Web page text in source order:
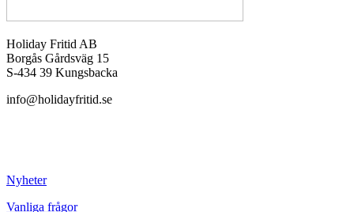
Holiday Fritid AB
Borgås Gårdsväg 15
S-434 39 Kungsbacka
info@holidayfritid.se
Nyheter
Vanliga frågor